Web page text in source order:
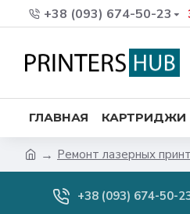
+38 (093) 674-50-23
ГЛАВНАЯ КАРТРИДЖИ
Ремонт лазерных
+38 (093) 674-50-